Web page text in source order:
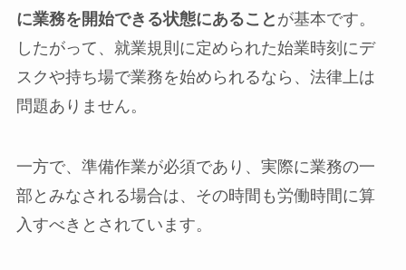
に業務を開始できる状態にあること が基本です。
したがって、就業規則に定められた始業時刻にデ
スクや持ち場で業務を始められるなら、法律上は
問題ありません。
一方で、準備作業が必須であり、実際に業務の一
部とみなされる場合は、その時間も労働時間に算
入すべきとされています。